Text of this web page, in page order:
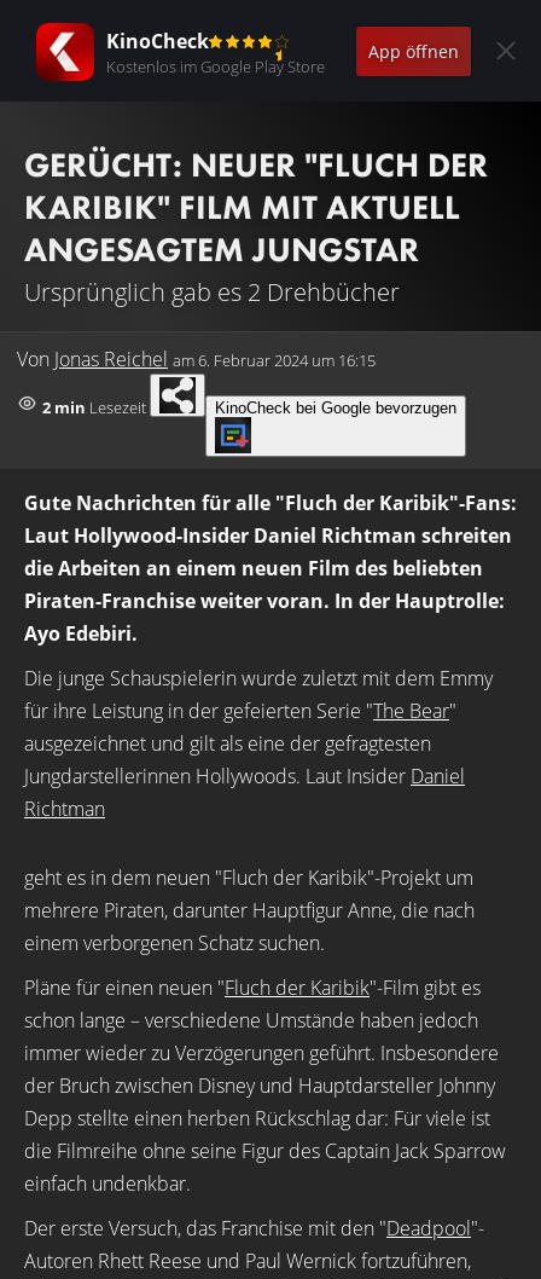
KinoCheck
Kostenlos im Google Play Store
App öffnen
GERÜCHT: NEUER "FLUCH DER
KARIBIK" FILM MIT AKTUELL
ANGESAGTEM JUNGSTAR
Ursprünglich gab es 2 Drehbücher
Von Jonas Reichel am6. Februar 2024 um 16:15
2 min Lesezeit KinoCheck bei Google bevorzugen
Gute Nachrichten für alle "Fluch der Karibik"-Fans:
Laut Hollywood-Insider Daniel Richtman schreiten
die Arbeiten an einem neuen Film des beliebten
Piraten-Franchise weiter voran. In der Hauptrolle:
Ayo Edebiri.
Die junge Schauspielerin wurde zuletzt mit dem Emmy
für ihre Leistung in der gefeierten Serie "The Bear"
ausgezeichnet und gilt als eine der gefragtesten
Jungdarstellerinnen Hollywoods. Laut Insider Daniel
Richtman
geht es in dem neuen "Fluch der Karibik"-Projekt um
mehrere Piraten, darunter Hauptfigur Anne, die nach
einem verborgenen Schatz suchen.
Pläne für einen neuen "Fluch der Karibik"-Film gibt es
schon lange – verschiedene Umstände haben jedoch
immer wieder zu Verzögerungen geführt. Insbesondere
der Bruch zwischen Disney und Hauptdarsteller Johnny
Depp stellte einen herben Rückschlag dar: Für viele ist
die Filmreihe ohne seine Figur des Captain Jack Sparrow
einfach undenkbar.
Der erste Versuch, das Franchise mit den "Deadpool"-
Autoren Rhett Reese und Paul Wernick fortzuführen,